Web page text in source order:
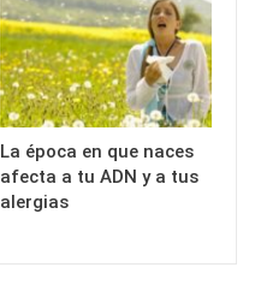
La época en que naces
afecta a tu ADN y a tus
alergias